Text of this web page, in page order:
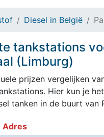
Diesel in België
tankstations
(Limburg)
prijzen vergelijken
Hier kun je het
tanken in de buurt van
Adres